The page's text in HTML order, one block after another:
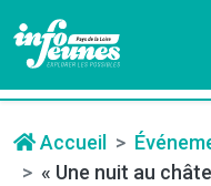
Accueil
« Une nuit au